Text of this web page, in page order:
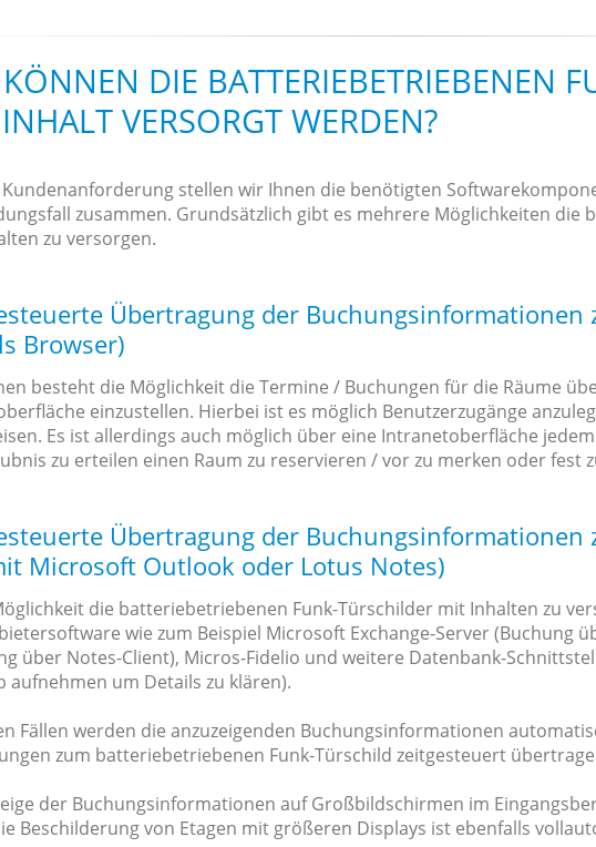
DIE BATTERIEBETRIEBENEN
VERSORGT WERDEN?
Kundenanforderung stellen wir Ihnen die benötigten
zusammen. Grundsätzlich gibt es mehrere Möglichkeiten
zu versorgen.
Übertragung der Buchungsinformationen
Browser)
besteht die Möglichkeit die Termine / Buchungen für die Räume
einzustellen. Hierbei ist es möglich Benutzerzugänge
Es ist allerdings auch möglich über eine Intranetoberfläche
zu erteilen einen Raum zu reservieren / vor zu merken oder fest
Übertragung der Buchungsinformationen
Microsoft Outlook oder Lotus Notes)
die batteriebetriebenen Funk-Türschilder mit Inhalten zu
wie zum Beispiel Microsoft Exchange-Server (Buchung
über Notes-Client), Micros-Fidelio und weitere Datenbank-
aufnehmen um Details zu klären).
Fällen werden die anzuzeigenden Buchungsinformationen
zum batteriebetriebenen Funk-Türschild zeitgesteuert
der Buchungsinformationen auf Großbildschirmen im
Beschilderung von Etagen mit größeren Displays ist ebenfalls